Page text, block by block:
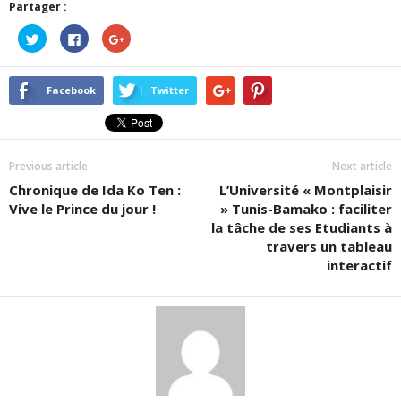
Partager :
Cliquez
pour
partager
sur
Twitter(ouvre
dans
Cliquez
pour
partager
sur
Facebook(ouvre
dans
nouvelle
fenêtre)
Cliquez
pour
sur
Google+
(ouvre
dans
une
nouvelle
fenêtre)
Facebook Twitter
Previous article
Chronique de Ida Ko Ten :
Vive le Prince du jour !
Next article
L’Université « Montplaisir
» Tunis-Bamako : faciliter
la tâche de ses Etudiants à
travers un tableau
interactif